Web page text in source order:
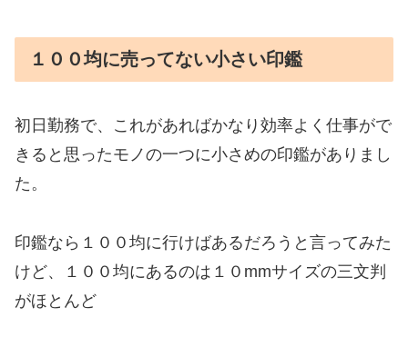
１００均に売ってない小さい印鑑
初日勤務で、これがあればかなり効率よく仕事がで
きると思ったモノの一つに小さめの印鑑がありまし
た。
印鑑なら１００均に行けばあるだろうと言ってみた
けど、１００均にあるのは１０mmサイズの三文判
がほとんど